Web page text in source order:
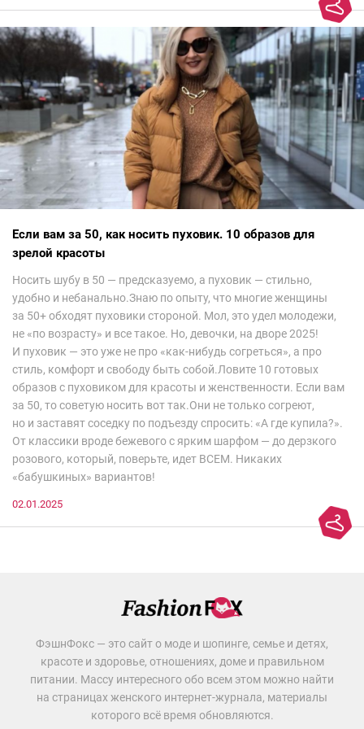
невероятно красиво.Все стереотипы, какие были у меня насчет
арабских дизайнеров, рассеялись как дым. А столько красоты
сегодня сложно увидеть на других известных неделях
мод.Самое интересное сейчас покажу ?
Если вам за 50, как носить пуховик. 10 образов для
зрелой красоты
Носить шубу в 50 — предсказуемо, а пуховик — стильно,
удобно и небанально.Знаю по опыту, что многие женщины
за 50+ обходят пуховики стороной. Мол, это удел молодежи,
не «по возрасту» и все такое. Но, девочки, на дворе 2025!
И пуховик — это уже не про «как-нибудь согреться», а про
стиль, комфорт и свободу быть собой.Ловите 10 готовых
образов с пуховиком для красоты и женственности. Если вам
за 50, то советую носить вот так.Они не только согреют,
но и заставят соседку по подъезду спросить: «А где купила?».
От классики вроде бежевого с ярким шарфом — до дерзкого
розового, который, поверьте, идет ВСЕМ. Никаких
«бабушкиных» вариантов!
02.01.2025
ФэшнФокс — это сайт о моде и шопинге, семье и детях,
красоте и здоровье, отношениях, доме и правильном
питании. Массу интересного обо всем этом можно найти
на страницах женского интернет-журнала, материалы
которого всё время обновляются.